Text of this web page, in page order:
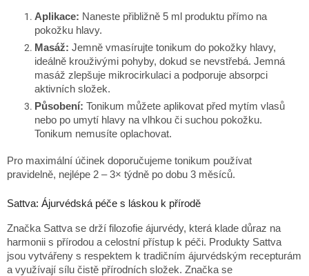
Aplikace: Naneste přibližně 5 ml produktu přímo na
pokožku hlavy.
Masáž: Jemně vmasírujte tonikum do pokožky hlavy,
ideálně krouživými pohyby, dokud se nevstřebá. Jemná
masáž zlepšuje mikrocirkulaci a podporuje absorpci
aktivních složek.
Působení: Tonikum můžete aplikovat před mytím vlasů
nebo po umytí hlavy na vlhkou či suchou pokožku.
Tonikum nemusíte oplachovat.
Pro maximální účinek doporučujeme tonikum používat
pravidelně, nejlépe 2 – 3× týdně po dobu 3 měsíců.
Sattva: Ájurvédská péče s láskou k přírodě
Značka Sattva se drží filozofie ájurvédy, která klade důraz na
harmonii s přírodou a celostní přístup k péči. Produkty Sattva
jsou vytvářeny s respektem k tradičním ájurvédským recepturám
a využívají sílu čistě přírodních složek. Značka se